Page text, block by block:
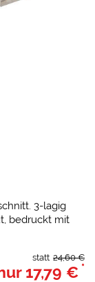
3-lagig
bedruckt mit
24,60 €
statt
17,79 € *